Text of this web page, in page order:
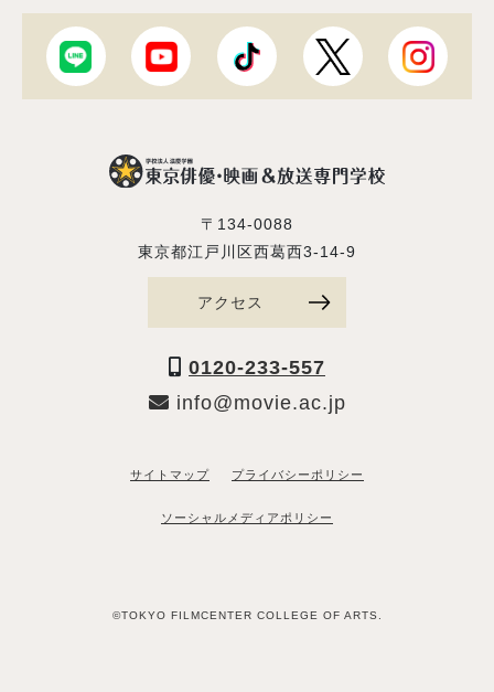
〒134-0088
東京都江戸川区西葛西3-14-9
アクセス
0120-233-557
info@movie.ac.jp
サイトマップ プライバシーポリシー
ソーシャルメディアポリシー
©TOKYO FILMCENTER COLLEGE OF ARTS.